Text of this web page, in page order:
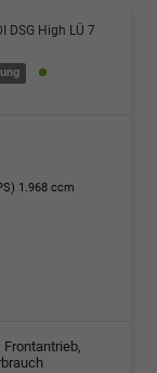
DSG High LÜ 7
1.968 ccm
Frontantrieb,